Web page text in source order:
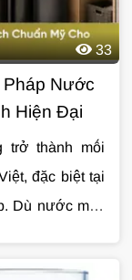
33
Pháp Nước
Hiện Đại
trở thành mối
đặc biệt tại
Dù nước máy